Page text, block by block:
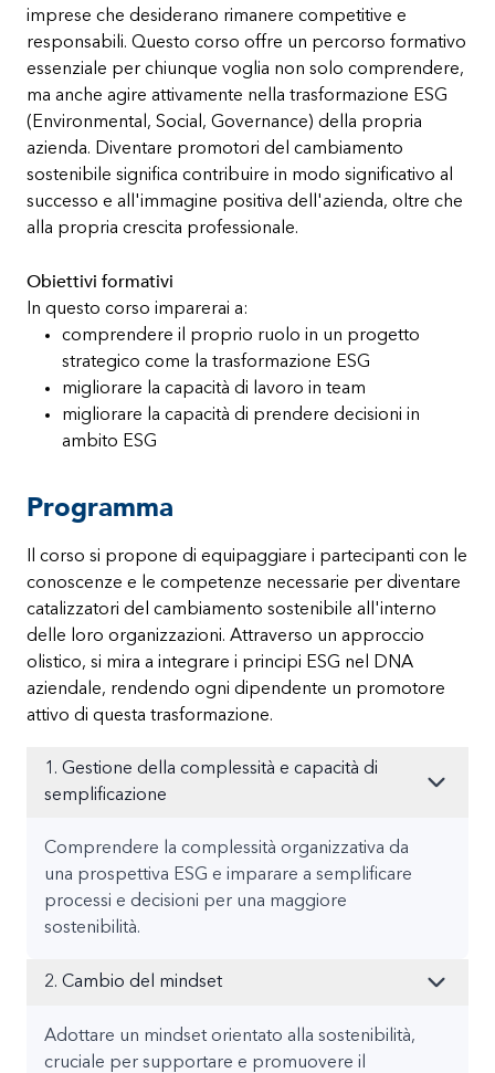
imprese che desiderano rimanere competitive e
responsabili. Questo corso offre un percorso formativo
essenziale per chiunque voglia non solo comprendere,
ma anche agire attivamente nella trasformazione ESG
(Environmental, Social, Governance) della propria
azienda. Diventare promotori del cambiamento
sostenibile significa contribuire in modo significativo al
successo e all'immagine positiva dell'azienda, oltre che
alla propria crescita professionale.
Obiettivi formativi
In questo corso imparerai a:
comprendere il proprio ruolo in un progetto
strategico come la trasformazione ESG
migliorare la capacità di lavoro in team
migliorare la capacità di prendere decisioni in
ambito ESG
Programma
Il corso si propone di equipaggiare i partecipanti con le
conoscenze e le competenze necessarie per diventare
catalizzatori del cambiamento sostenibile all'interno
delle loro organizzazioni. Attraverso un approccio
olistico, si mira a integrare i principi ESG nel DNA
aziendale, rendendo ogni dipendente un promotore
attivo di questa trasformazione.
1. Gestione della complessità e capacità di
semplificazione
Comprendere la complessità organizzativa da
una prospettiva ESG e imparare a semplificare
processi e decisioni per una maggiore
sostenibilità.
2. Cambio del mindset
Adottare un mindset orientato alla sostenibilità,
cruciale per supportare e promuovere il